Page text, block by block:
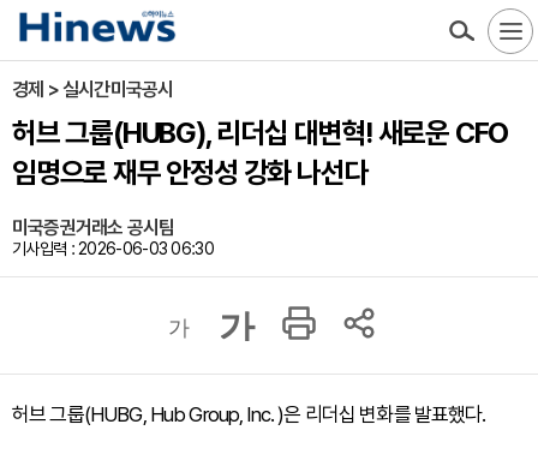
경제 > 실시간미국공시
허브 그룹(HUBG), 리더십 대변혁! 새로운 CFO
임명으로 재무 안정성 강화 나선다
미국증권거래소 공시팀
기사입력 : 2026-06-03 06:30
가 가
허브 그룹(HUBG, Hub Group, Inc. )은 리더십 변화를 발표했다.